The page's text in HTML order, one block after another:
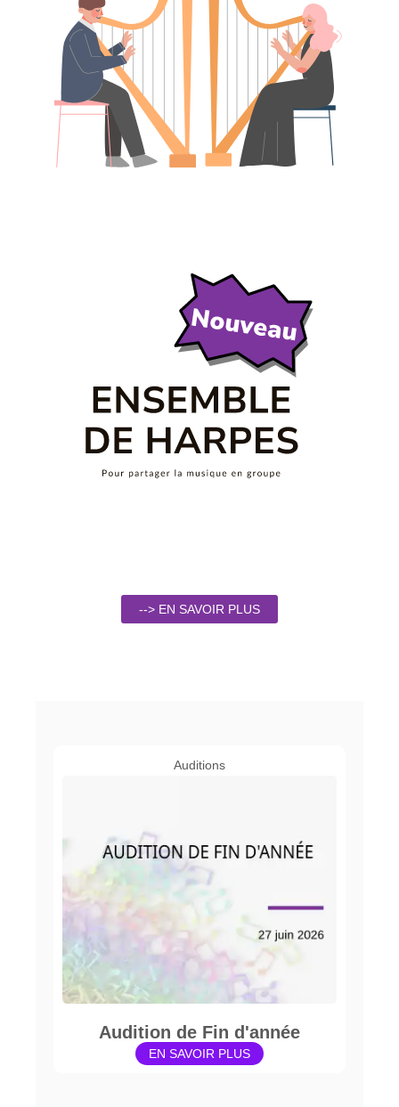
--> EN SAVOIR PLUS
Auditions
Audition de Fin d'année
EN SAVOIR PLUS